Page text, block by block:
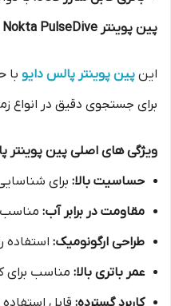
پین پوینتر Nokta PulseDive
این پین پوینتر پالس دایو با
برای جستجوی دقیق در انواع
ویژگی های اصلی پین پوینتر
حساسیت بالا: برای
مقاومت در برابر آب: مناسب
طراحی ارگونومیک:
عمر باتری بالا: مناسب
کاربرد گسترده: قابل